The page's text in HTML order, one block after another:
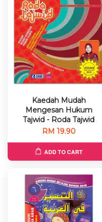
Kaedah Mudah
Mengesan Hukum
Tajwid - Roda Tajwid
RM 19.90
ADD TO CART